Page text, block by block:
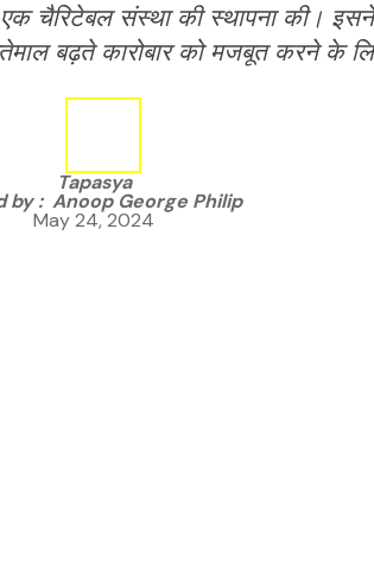
चैरिटेबल संस्था की स्थापना की। इसने
बढ़ते कारोबार को मजबूत करने के
Tapasya
by : Anoop George Philip
May 24, 2024